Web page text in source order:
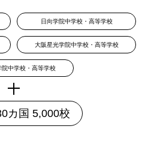
日向学院中学校・高等学校
大阪星光学院中学校・高等学校
院中学校・高等学校
カ国 5,000校